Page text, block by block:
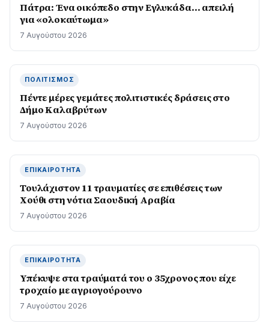
Πάτρα: Ένα οικόπεδο στην Εγλυκάδα… απειλή
για «ολοκαύτωμα»
7 Αυγούστου 2026
ΠΟΛΙΤΙΣΜΌΣ
Πέντε μέρες γεμάτες πολιτιστικές δράσεις στο
Δήμο Καλαβρύτων
7 Αυγούστου 2026
ΕΠΙΚΑΙΡΌΤΗΤΑ
Τουλάχιστον 11 τραυματίες σε επιθέσεις των
Χούθι στη νότια Σαουδική Αραβία
7 Αυγούστου 2026
ΕΠΙΚΑΙΡΌΤΗΤΑ
Υπέκυψε στα τραύματά του ο 35χρονος που είχε
τροχαίο με αγριογούρουνο
7 Αυγούστου 2026